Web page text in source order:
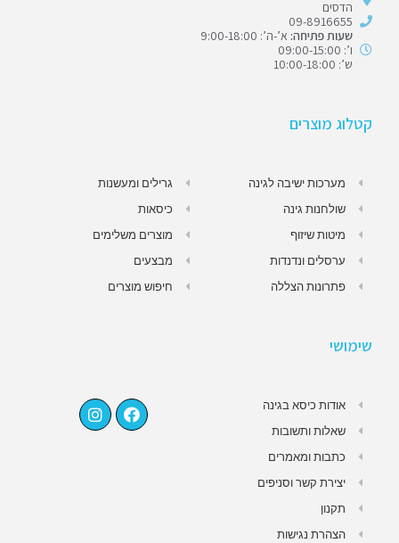
הדסים
09-8916655
שעות פתיחה: א’-ה’: 9:00-18:00
ו’: 09:00-15:00
ש’: 10:00-18:00
קטלוג מוצרים
מערכות ישיבה לגינה
שולחנות גינה
מיטות שיזוף
ערסלים ונדנדות
פתרונות הצללה
גרילים ומעשנות
כיסאות
מוצרים משלימים
מבצעים
חיפוש מוצרים
שימושי
אודות כיסא בגינה
שאלות ותשובות
כתבות ומאמרים
יצירת קשר וסניפים
תקנון
הצהרת נגישות